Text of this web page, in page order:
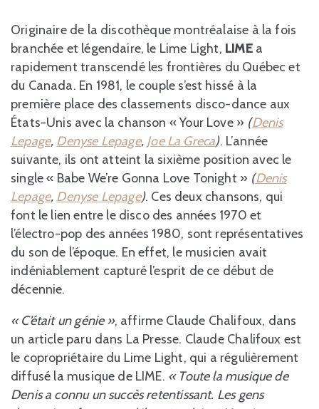
Originaire de la discothèque montréalaise à la fois
branchée et légendaire, le Lime Light, LIMEa
rapidement transcendé les frontières du Québec et
du Canada. En 1981, le couple s’est hissé à la
première place des classements disco-dance aux
États-Unis avec la chanson « Your Love » (Denis
Lepage, Denyse Lepage, Joe La Greca). L’année
suivante, ils ont atteint la sixième position avec le
single « Babe We’re Gonna Love Tonight » (Denis
Lepage, Denyse Lepage). Ces deux chansons, qui
font le lien entre le disco des années 1970 et
l’électro-pop des années 1980, sont représentatives
du son de l’époque. En effet, le musicien avait
indéniablement capturé l’esprit de ce début de
décennie.
« C’était un génie », affirme Claude Chalifoux, dans
un article paru dans La Presse. Claude Chalifoux est
le copropriétaire du Lime Light, qui a régulièrement
diffusé la musique de LIME. « Toute la musique de
Denis a connu un succès retentissant. Les gens